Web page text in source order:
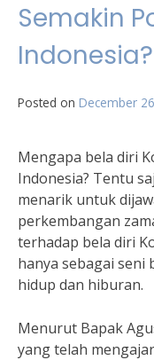
Semakin
Indonesia?
Posted on December
Mengapa bela diri
Indonesia? Tentu
menarik untuk
perkembangan
terhadap bela diri
hanya sebagai seni
hidup dan hiburan.
Menurut Bapak
yang telah